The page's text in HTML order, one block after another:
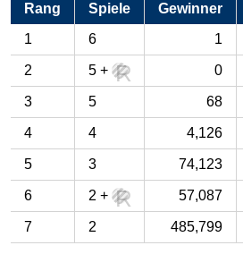
Rang Spiele Gewinner
1
6 1
2 5 + 0
3 5 68
4 4 4,126
5 3 74,123
6 2 + 57,087
7 2 485,799